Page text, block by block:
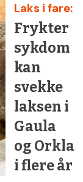
Laks i fare:
Frykter
sykdom
kan
svekke
laksen i
Gaula
og Orkla
i flere år